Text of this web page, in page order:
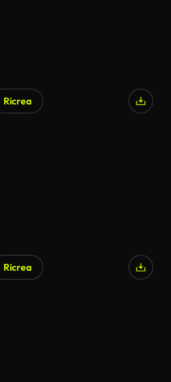
Ricrea
Ricrea